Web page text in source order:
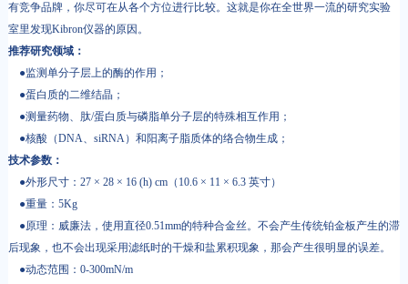
有竞争品牌，你尽可在从各个方位进行比较。这就是你在全世界一流的研究实验
室里发现Kibron仪器的原因。
推荐研究领域：
●监测单分子层上的酶的作用；
●蛋白质的二维结晶；
●测量药物、肽/蛋白质与磷脂单分子层的特殊相互作用；
●核酸（DNA、siRNA）和阳离子脂质体的络合物生成；
技术参数：
●外形尺寸：27 × 28 × 16 (h) cm（10.6 × 11 × 6.3 英寸）
●重量：5Kg
●原理：威廉法，使用直径0.51mm的特种合金丝。不会产生传统铂金板产生的滞
后现象，也不会出现采用滤纸时的干燥和盐累积现象，那会产生很明显的误差。
●动态范围：0-300mN/m